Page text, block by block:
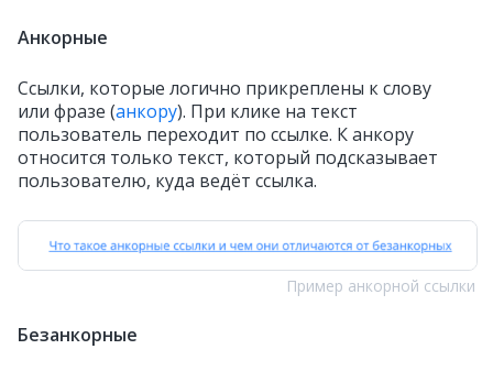
Анкорные
Ссылки, которые логично прикреплены к слову
или фразе (анкору). При клике на текст
пользователь переходит по ссылке. К анкору
относится только текст, который подсказывает
пользователю, куда ведёт ссылка.
Пример анкорной ссылки
Безанкорные